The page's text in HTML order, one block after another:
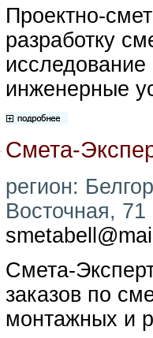
Проектно-
разработку
инженерные
Смета-
регион:
Восточная,
Смета-
заказов по
монтажных и